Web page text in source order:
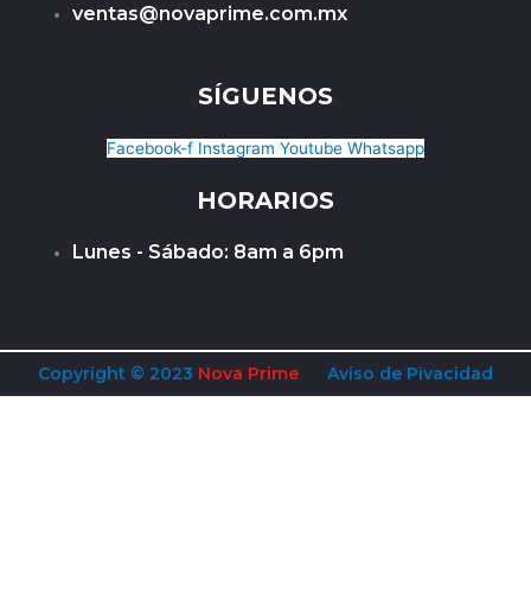
ventas@novaprime.com.mx
SÍGUENOS
Facebook-f Instagram Youtube Whatsapp
HORARIOS
Lunes - Sábado: 8am a 6pm
Copyright © 2023 Nova Prime Aviso de Pivacidad